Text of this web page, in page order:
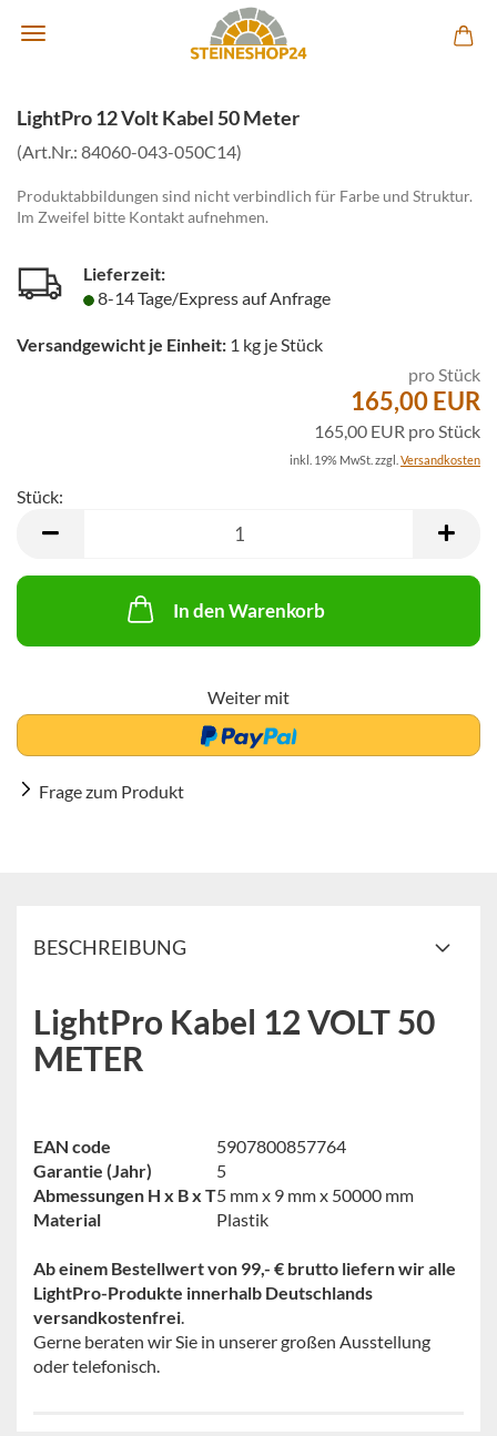
LightPro 12 Volt Kabel 50 Meter
(Art.Nr.: 84060-043-050C14)
Produktabbildungen sind nicht verbindlich für Farbe und Struktur.
Im Zweifel bitte Kontakt aufnehmen.
Lieferzeit:
8-14 Tage/Express auf Anfrage
Versandgewicht je Einheit: 1 kg je Stück
pro Stück
165,00 EUR
165,00 EUR pro Stück
inkl. 19% MwSt. zzgl. Versandkosten
Stück:
In den Warenkorb
Weiter mit
Frage zum Produkt
BESCHREIBUNG
LightPro Kabel 12 VOLT 50
METER
EAN code
5907800857764
Garantie (Jahr)
5
Abmessungen H x B x T5 mm x 9 mm x 50000 mm
Material
Plastik
Ab einem Bestellwert von 99,- € brutto liefern wir alle
LightPro-Produkte innerhalb Deutschlands
versandkostenfrei.
Gerne beraten wir Sie in unserer großen Ausstellung
oder telefonisch.